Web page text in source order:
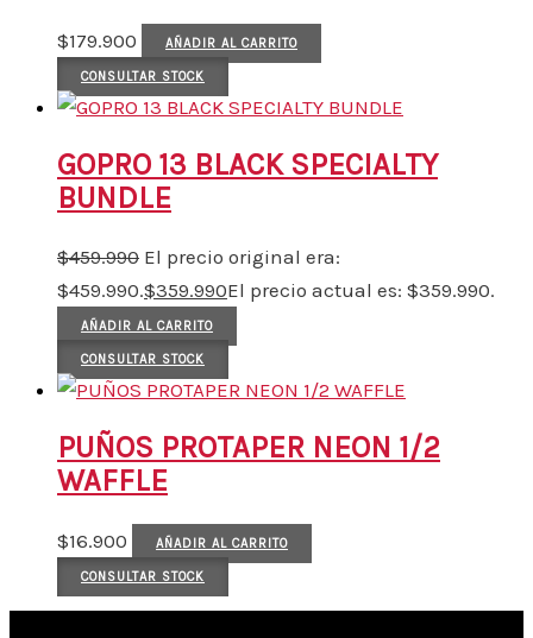
$179.900 AÑADIR AL CARRITO
CONSULTAR STOCK
GOPRO 13 BLACK SPECIALTY
BUNDLE
$459.990 El precio original era:
$459.990.$359.990El precio actual es: $359.990.
AÑADIR AL CARRITO
CONSULTAR STOCK
PUÑOS PROTAPER NEON 1/2
WAFFLE
$16.900 AÑADIR AL CARRITO
CONSULTAR STOCK